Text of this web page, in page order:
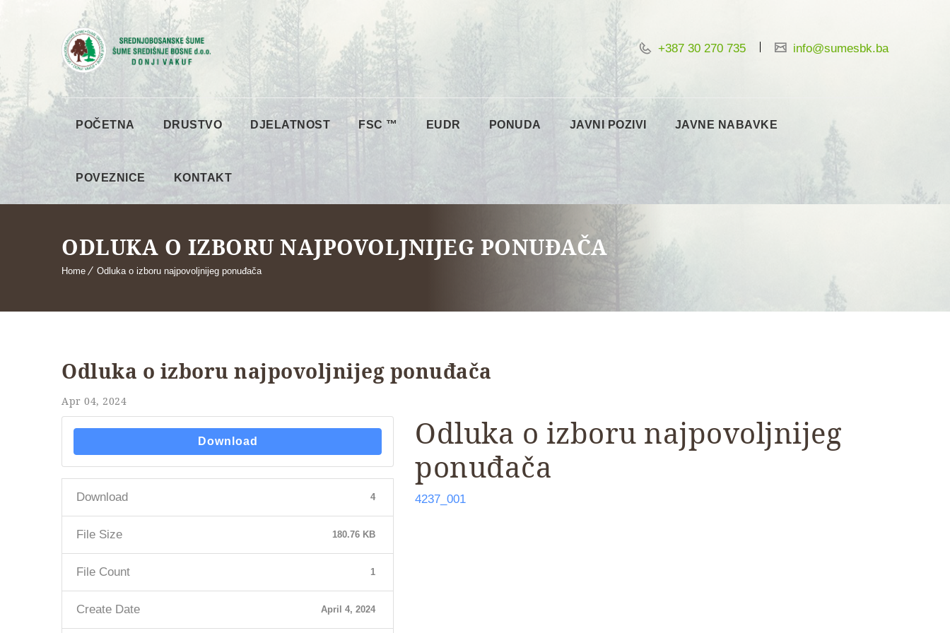
+387 30 270 735 info@sumesbk.ba
POČETNA DRUSTVO DJELATNOST FSC ™ EUDR PONUDA JAVNI POZIVI JAVNE NABAVKE
POVEZNICE KONTAKT
ODLUKA O IZBORU NAJPOVOLJNIJEG PONUĐAČA
Home Odluka o izboru najpovoljnijeg ponuđača
Odluka o izboru najpovoljnijeg ponuđača
Apr 04, 2024
Download
Download 4
File Size 180.76 KB
File Count 1
Create Date April 4, 2024
Odluka o izboru najpovoljnijeg
ponuđača
4237_001